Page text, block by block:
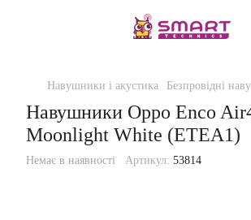
Навушники і акустика Безпровідні
Навушники Oрро Enco
Moonlight White (ETEA1)
Немає в наявності Артикул: 53814